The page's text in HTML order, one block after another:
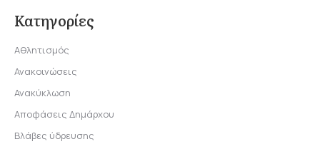
Κατηγορίες
Αθλητισμός
Ανακοινώσεις
Ανακύκλωση
Αποφάσεις Δημάρχου
Βλάβες ύδρευσης